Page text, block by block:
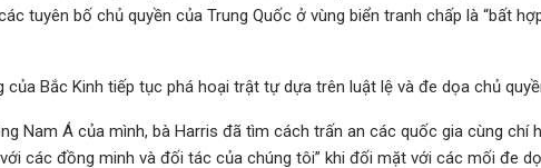
tuyên bố chủ quyền của Trung Quốc ở vùng biển tranh chấp là “bất
của Bắc Kinh tiếp tục phá hoại trật tự dựa trên luật lệ và đe dọa chủ
Nam Á của mình, bà Harris đã tìm cách trấn an các quốc gia cùng chí
các đồng minh và đối tác của chúng tôi” khi đối mặt với các mối đe